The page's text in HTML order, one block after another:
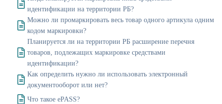
идентификации на территории РБ?
Можно ли промаркировать весь товар одного артикула одним
кодом маркировки?
Планируется ли на территории РБ расширение перечня
товаров, подлежащих маркировке средствами
идентификации?
Как определить нужно ли использовать электронный
документооборот или нет?
Что такое ePASS?